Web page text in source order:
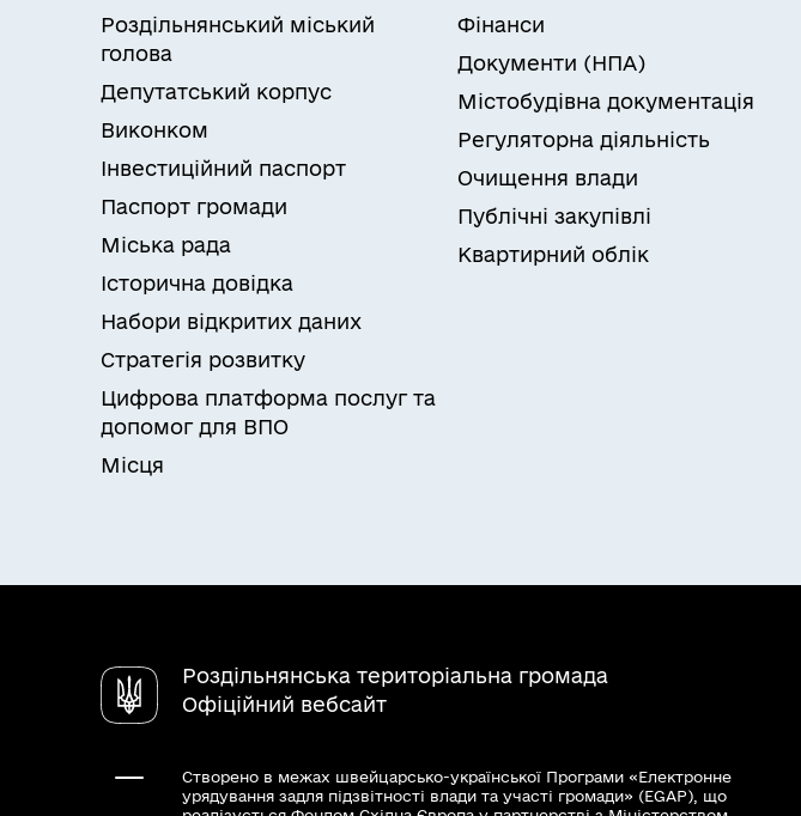
Роздільнянський міський
голова
Депутатський корпус
Виконком
Інвестиційний паспорт
Паспорт громади
Міська рада
Історична довідка
Набори відкритих даних
Стратегія розвитку
Цифрова платформа послуг та
допомог для ВПО
Місця
Фінанси
Документи (НПА)
Містобудівна документація
Регуляторна діяльність
Очищення влади
Публічні закупівлі
Квартирний облік
Роздільнянська територіальна громада
Офіційний вебсайт
Створено в межах швейцарсько-української Програми «Електронне
урядування задля підзвітності влади та участі громади» (EGAP), що